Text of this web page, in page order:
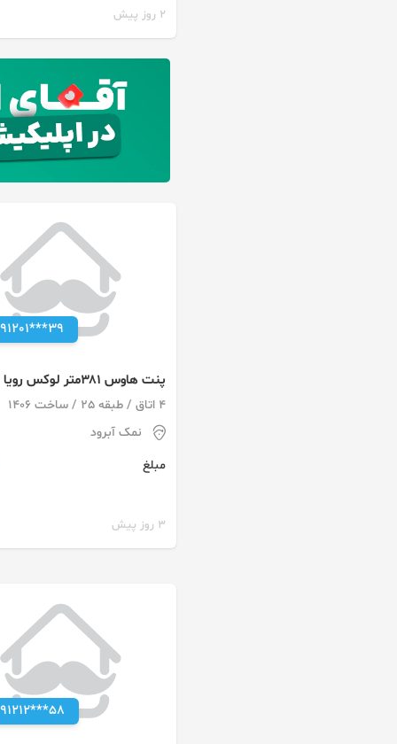
2 روز پیش
پنت هاوس ۳۸۱متر لوکس رویا
رزیدنس نمک آبرود
4 اتاق / طبقه 25 / ساخت 1406
نمک آبرود
مبلغ
3 روز پیش